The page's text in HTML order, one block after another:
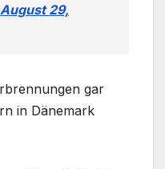
August 29,
gar
in Dänemark